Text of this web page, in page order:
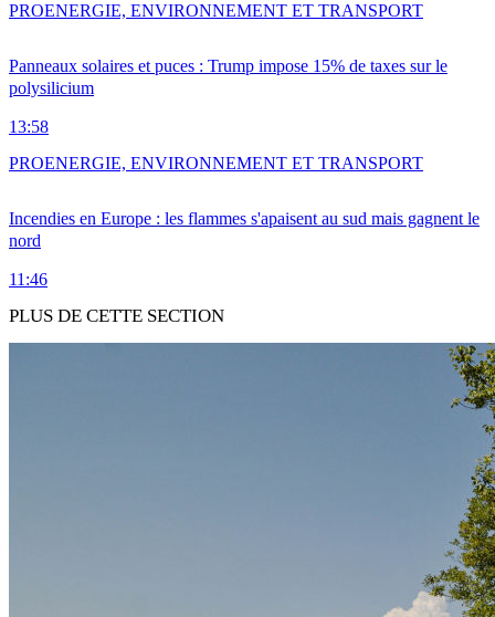
Panneaux solaires et puces : Trump impose 15% de taxes sur le
polysilicium
13:58
PROENERGIE, ENVIRONNEMENT ET TRANSPORT
Incendies en Europe : les flammes s'apaisent au sud mais gagnent le
nord
11:46
PROENERGIE, ENVIRONNEMENT ET TRANSPORT
PLUS DE CETTE SECTION